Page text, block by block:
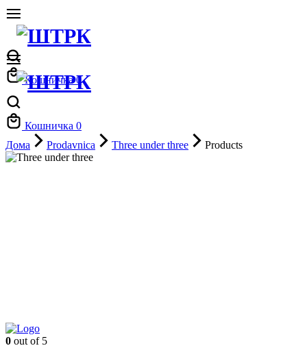
Кошничка 0
Кошничка 0
Дома
Prodavnica Three under three Products
0 out of 5